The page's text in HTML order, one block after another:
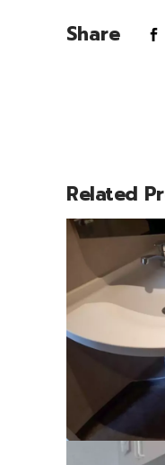
Share
Related